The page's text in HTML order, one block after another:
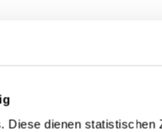
Diese dienen